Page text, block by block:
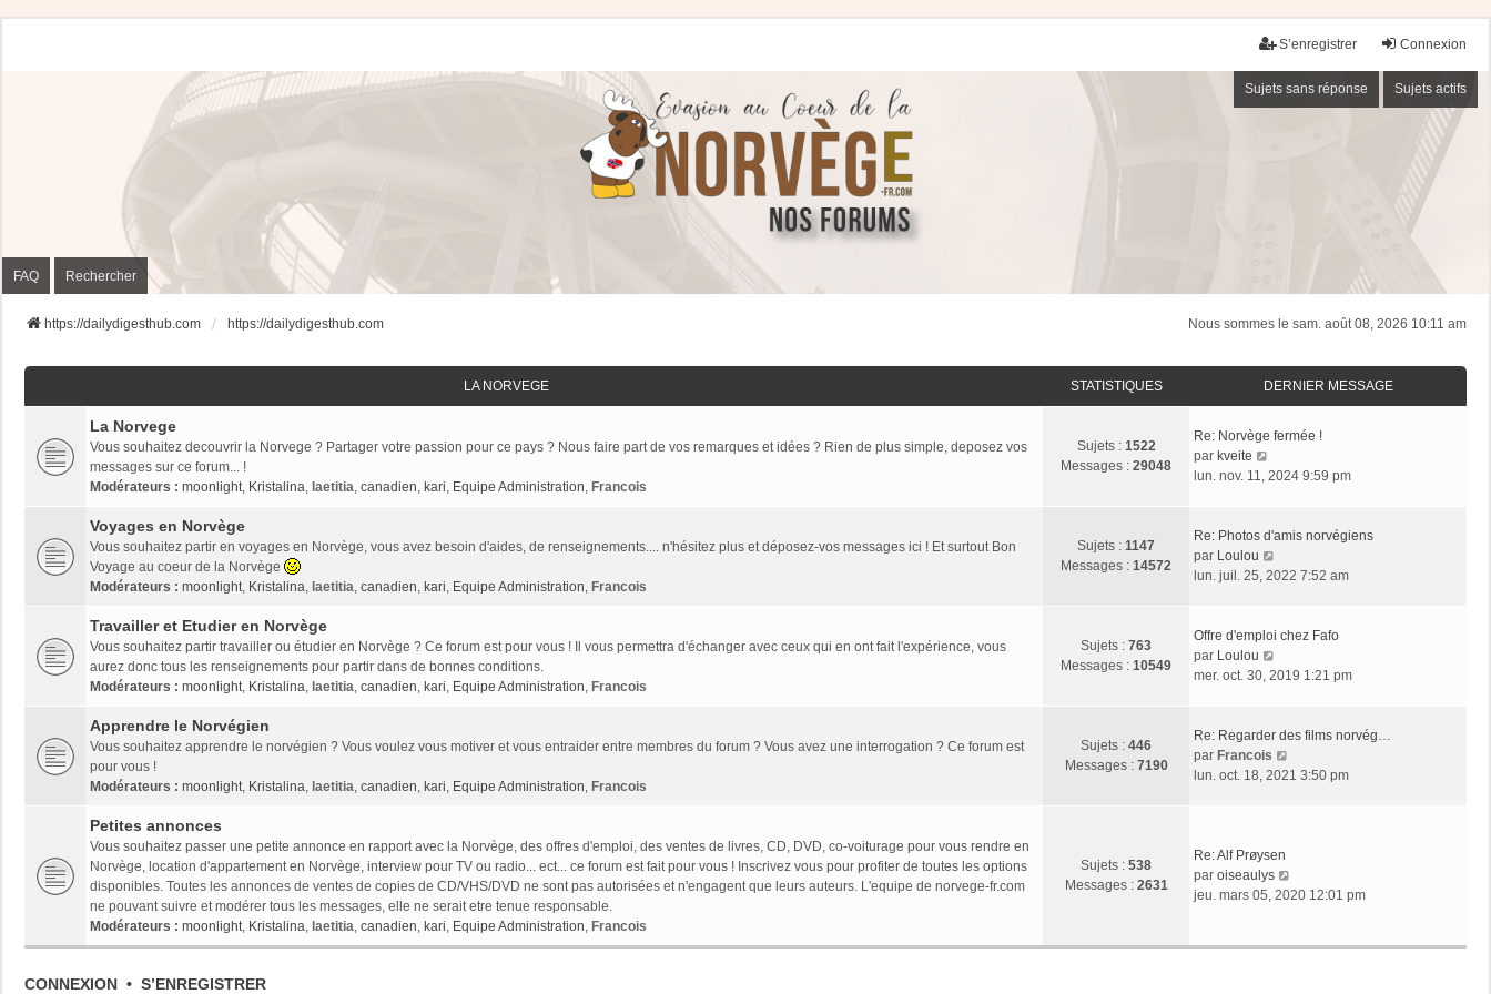
Connexion
S’enregistrer
Sujets sans réponse Sujets actifs
FAQ Rechercher
Nous sommes le sam. août 08, 2026 10:11 am
https://dailydigesthub.com https://dailydigesthub.com
LA NORVEGE STATISTIQUES DERNIER MESSAGE
La Norvege
Vous souhaitez decouvrir la Norvege ? Partager votre passion pour ce pays ? Nous faire part de vos remarques et idées ? Rien de plus simple, deposez vos
messages sur ce forum... !
Modérateurs : moonlight, Kristalina, laetitia, canadien, kari, Equipe Administration, Francois
Sujets : 1522
Messages : 29048
Re: Norvège fermée !
par kveite
o
l
e
d
n
i
e
e
s
s
lun. nov. 11, 2024 9:59 pm
Voyages en Norvège
Vous souhaitez partir en voyages en Norvège, vous avez besoin d'aides, de renseignements.... n'hésitez plus et déposez-vos messages ici ! Et surtout Bon
Voyage au coeur de la Norvège
Modérateurs : moonlight, Kristalina, laetitia, canadien, kari, Equipe Administration, Francois
Sujets : 1147
Messages : 14572
Re: Photos d'amis norvégiens
par Loulou
o
l
d
n
i
e
s
s
a
lun. juil. 25, 2022 7:52 am
Travailler et Etudier en Norvège
Vous souhaitez partir travailler ou étudier en Norvège ? Ce forum est pour vous ! Il vous permettra d'échanger avec ceux qui en ont fait l'expérience, vous
aurez donc tous les renseignements pour partir dans de bonnes conditions.
Modérateurs : moonlight, Kristalina, laetitia, canadien, kari, Equipe Administration, Francois
Sujets : 763
Messages : 10549
Offre d'emploi chez Fafo
par Loulou
o
l
e
d
i
e
r
mer. oct. 30, 2019 1:21 pm
Apprendre le Norvégien
Vous souhaitez apprendre le norvégien ? Vous voulez vous motiver et vous entraider entre membres du forum ? Vous avez une interrogation ? Ce forum est
pour vous !
Modérateurs : moonlight, Kristalina, laetitia, canadien, kari, Equipe Administration, Francois
Sujets : 446
Messages : 7190
Re: Regarder des films norvég…
par Francois
o
d
e
lun. oct. 18, 2021 3:50 pm
Petites annonces
Vous souhaitez passer une petite annonce en rapport avec la Norvège, des offres d'emploi, des ventes de livres, CD, DVD, co-voiturage pour vous rendre en
Norvège, location d'appartement en Norvège, interview pour TV ou radio... ect... ce forum est fait pour vous ! Inscrivez vous pour profiter de toutes les options
disponibles. Toutes les annonces de ventes de copies de CD/VHS/DVD ne sont pas autorisées et n'engagent que leurs auteurs. L'equipe de norvege-fr.com
ne pouvant suivre et modérer tous les messages, elle ne serait etre tenue responsable.
Modérateurs : moonlight, Kristalina, laetitia, canadien, kari, Equipe Administration, Francois
Sujets : 538
Messages : 2631
Re: Alf Prøysen
par oiseaulys
o
jeu. mars 05, 2020 12:01 pm
CONNEXION • S’ENREGISTRER